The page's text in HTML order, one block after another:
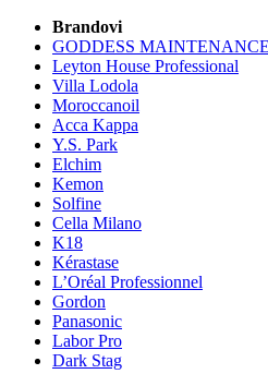
Brandovi
GODDESS
Leyton House Professional
Villa Lodola
Moroccanoil
Acca Kappa
Y.S. Park
Elchim
Kemon
Solfine
Cella Milano
K18
Kérastase
L’Oréal Professionnel
Gordon
Panasonic
Labor Pro
Dark Stag